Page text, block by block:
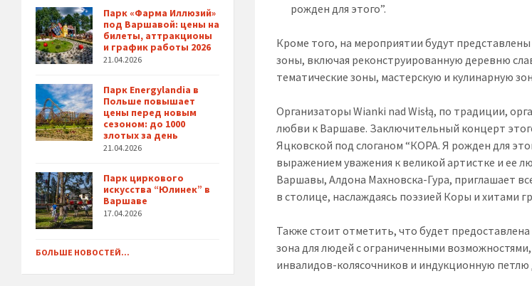
рожден для этого”.
Кроме того, на мероприятии будут
зоны, включая реконструированную деревню
тематические зоны, мастерскую и кулинарную
Организаторы Wianki nad Wisłą, по традиции,
любви к Варшаве. Заключительный концерт
Яцковской под слоганом “КОРА. Я рожден для
выражением уважения к великой артистке и ее
Варшавы, Алдона Махновска-Гура, приглашает
в столице, наслаждаясь поэзией Коры и хитами
Также стоит отметить, что будет
зона для людей с ограниченными
инвалидов-колясочников и индукционную
Парк «Фарма Иллюзий»
под Варшавой: цены на
билеты, аттракционы
и график работы 2026
21.04.2026
Парк Energylandia в
Польше повышает
цены перед новым
сезоном: до 1000
злотых за день
21.04.2026
Парк циркового
искусства “Юлинек” в
Варшаве
17.04.2026
БОЛЬШЕ НОВОСТЕЙ...